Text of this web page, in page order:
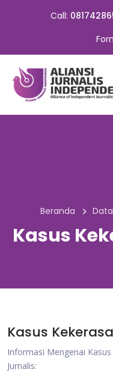
Call:
Beranda Data
Kasus
Kasus
Informasi Mengenai
Jurnalis: